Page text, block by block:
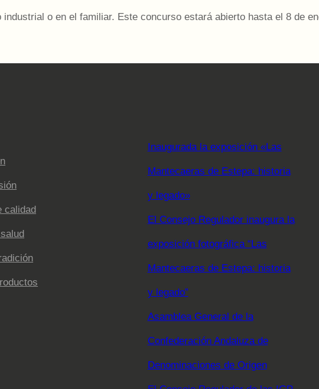
o en el familiar. Este concurso estará abierto hasta el 8 de
calidad
Inaugurada la exposición «Las
Mantecaeras de Estepa: historia
y legado»
El Consejo Regulador inaugura la
exposición fotográfica “Las
Mantecaeras de Estepa: historia
y legado”
Asamblea General de la
Confederación Andaluza de
Denominaciones de Origen